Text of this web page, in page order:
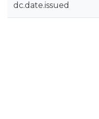
dc.date.issued